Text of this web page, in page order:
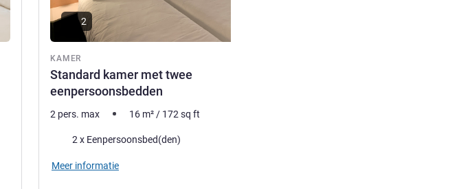
KAMER
Standard kamer met twee
eenpersoonsbedden
2
2 pers. max 16 m² / 172 sq ft
Beddengoed
2 x Eenpersoonsbed(den)
Meer informatie